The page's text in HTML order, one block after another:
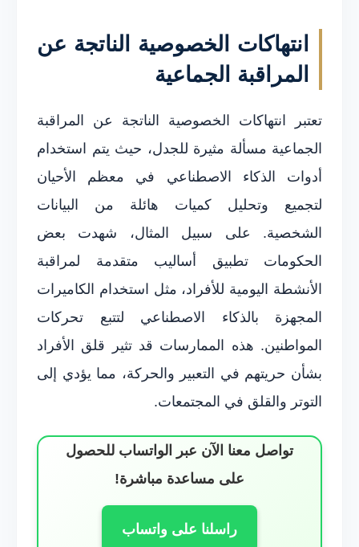
انتهاكات الخصوصية الناتجة عن
المراقبة الجماعية
تعتبر انتهاكات الخصوصية الناتجة عن المراقبة
الجماعية مسألة مثيرة للجدل، حيث يتم استخدام
أدوات الذكاء الاصطناعي في معظم الأحيان
لتجميع وتحليل كميات هائلة من البيانات
الشخصية. على سبيل المثال، شهدت بعض
الحكومات تطبيق أساليب متقدمة لمراقبة
الأنشطة اليومية للأفراد، مثل استخدام الكاميرات
المجهزة بالذكاء الاصطناعي لتتبع تحركات
المواطنين. هذه الممارسات قد تثير قلق الأفراد
بشأن حريتهم في التعبير والحركة، مما يؤدي إلى
التوتر والقلق في المجتمعات.
تواصل معنا الآن عبر الواتساب للحصول
على مساعدة مباشرة!
راسلنا على واتساب